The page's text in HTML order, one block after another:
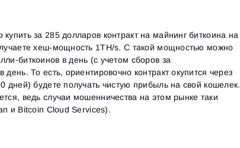
за 285 долларов контракт на майнинг биткоина на
хеш-мощность 1ТН/s. С такой мощностью можно
биткоинов в день (с учетом сборов за
То есть, ориентировочно контракт окупится через
дней) будете получать чистую прибыль на свой кошелек.
ведь случаи мошенничества на этом рынке таки
и Bitcoin Cloud Services).
Вход
Email
Восстановить пароль
Регистрация